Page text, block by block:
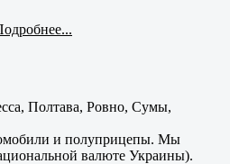
Полтава, Ровно, Сумы,
и полуприцепы. Мы
валюте Украины).